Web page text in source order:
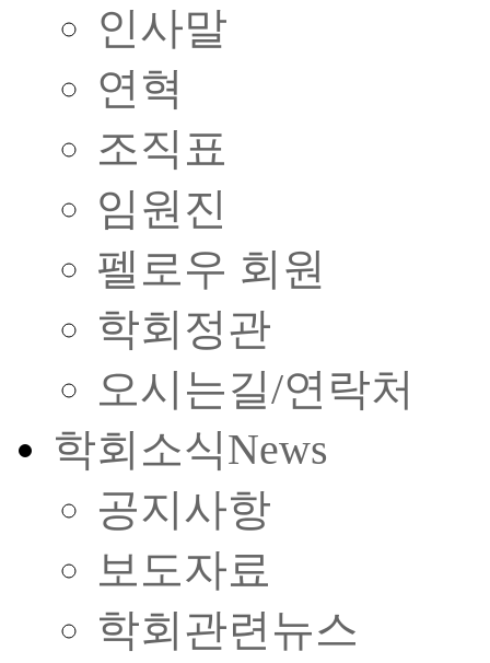
인사말
연혁
조직표
임원진
펠로우 회원
학회정관
오시는길/연락처
학회소식News
공지사항
보도자료
학회관련뉴스